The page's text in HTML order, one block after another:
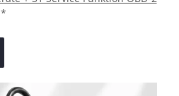
*